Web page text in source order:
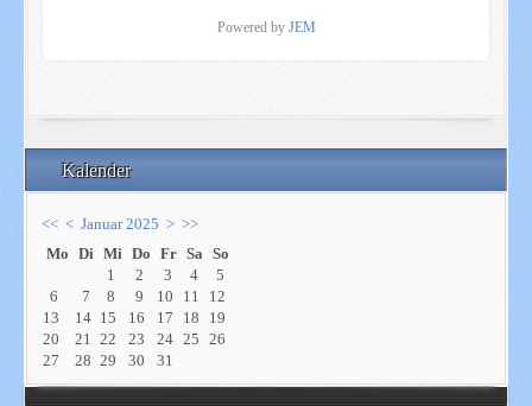
Kalender
<< < Januar 2025 > >>
Mo Di Mi Do Fr Sa So
1
2 3 4
5
6
7 8 9 10 11
12
13
14 15 16 17 18
19
20
21 22 23 24 25
26
27
28 29 30 31
Powered by JEM